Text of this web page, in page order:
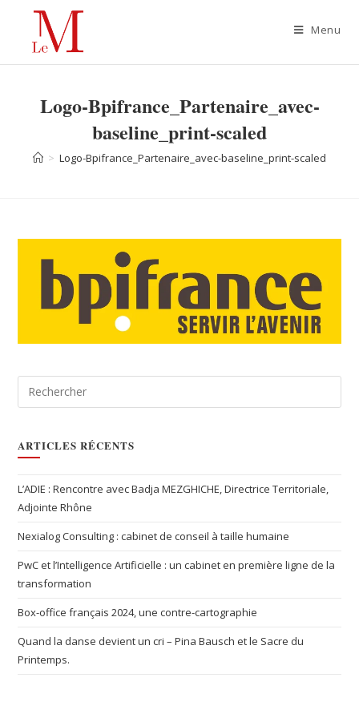
Menu
Logo-Bpifrance_Partenaire_avec-
baseline_print-scaled
> Logo-Bpifrance_Partenaire_avec-baseline_print-scaled
ARTICLES RÉCENTS
L’ADIE : Rencontre avec Badja MEZGHICHE, Directrice Territoriale,
Adjointe Rhône
Nexialog Consulting : cabinet de conseil à taille humaine
PwC et l’Intelligence Artificielle : un cabinet en première ligne de la
transformation
Box-office français 2024, une contre-cartographie
Quand la danse devient un cri – Pina Bausch et le Sacre du
Printemps.